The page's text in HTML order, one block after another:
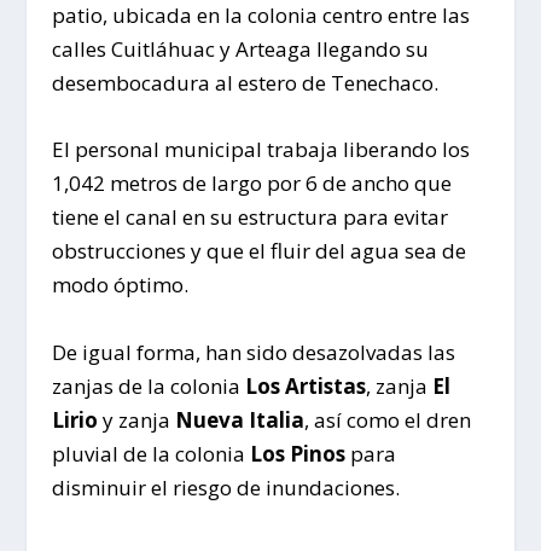
patio, ubicada en la colonia centro entre las
calles Cuitláhuac y Arteaga llegando su
desembocadura al estero de Tenechaco.
El personal municipal trabaja liberando los
1,042 metros de largo por 6 de ancho que
tiene el canal en su estructura para evitar
obstrucciones y que el fluir del agua sea de
modo óptimo.
De igual forma, han sido desazolvadas las
zanjas de la colonia Los Artistas, zanja El
Lirio y zanja Nueva Italia, así como el dren
pluvial de la colonia Los Pinospara
disminuir el riesgo de inundaciones.